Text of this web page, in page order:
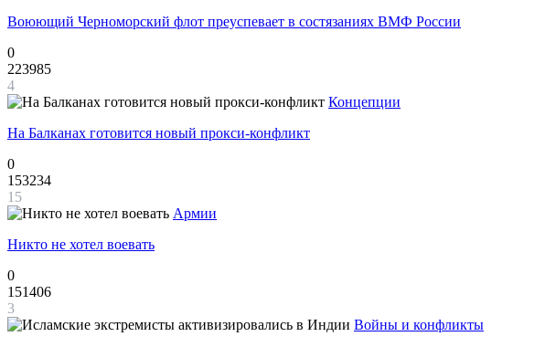
Воюющий Черноморский флот преуспевает в состязаниях ВМФ России
0
223985
4
Концепции
На Балканах готовится новый прокси-конфликт
0
153234
15
Армии
Никто не хотел воевать
0
151406
3
Войны и конфликты